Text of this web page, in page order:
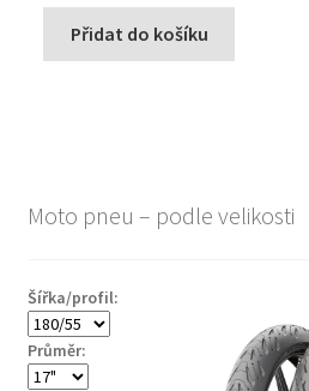
Přidat do košíku
Moto pneu – podle velikosti
Šířka/profil:
Průměr: